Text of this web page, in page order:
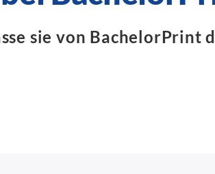
sie von BachelorPrint